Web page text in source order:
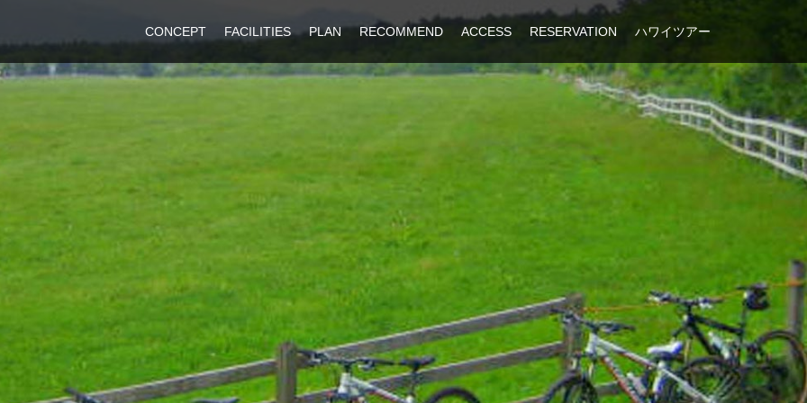
CONCEPT FACILITIES PLAN RECOMMEND ACCESS RESERVATION ハワイツアー